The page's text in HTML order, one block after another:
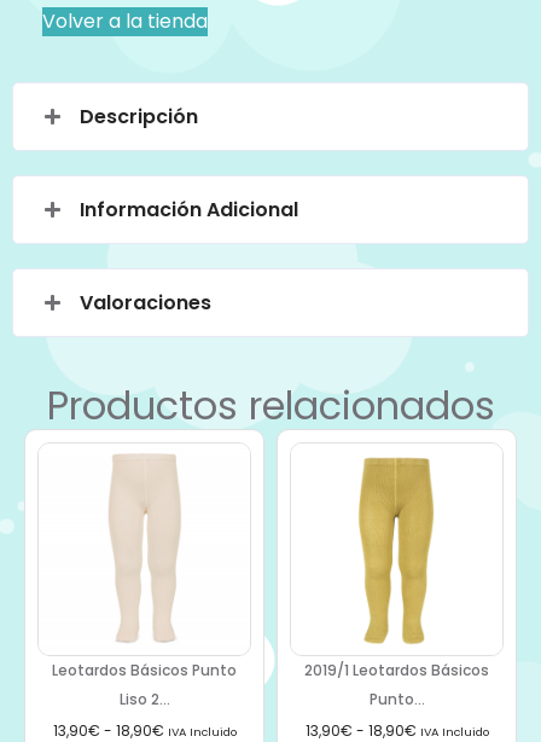
Volver a la tienda
Descripción
Información Adicional
Valoraciones
Productos relacionados
Leotardos Básicos Punto
Liso 2...
13,90€ - 18,90€ IVA Incluido
2019/1 Leotardos Básicos
Punto...
13,90€ - 18,90€ IVA Incluido